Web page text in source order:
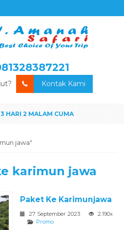
Kontak Kami
jawa"
karimun jawa
Paket Ke Karimunjawa
27 September 2023
2.190x
Promo